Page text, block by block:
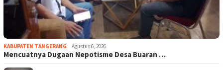
KABUPATEN TANGERANG Agustus 6, 2026
Mencuatnya Dugaan Nepotisme Desa Buaran …